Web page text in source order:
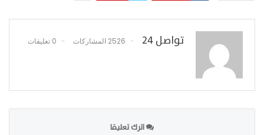
تواصل 24 2526 المشاركات 0 تعليقات
اترك تعليقا